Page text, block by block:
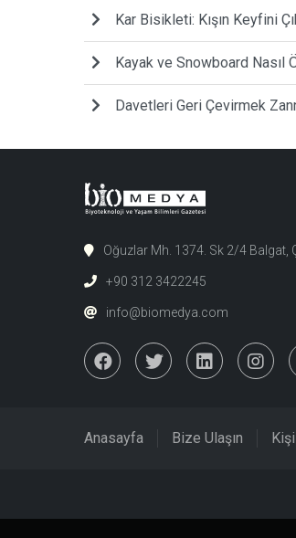
Kar Bisikleti: Kışın Keyfini
Kayak ve Snowboard Nasıl
Davetleri Geri Çevirmek
Oğuzlar Mh. 1374. Sk 2/4 Balgat,
+90 312 3422245
info@biomedya.com
Anasayfa Bize Ulaşın